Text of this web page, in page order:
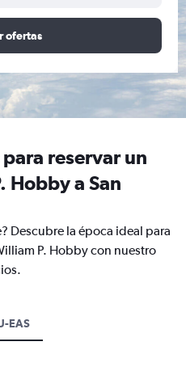
ofertas
reservar un
Hobby a San
Descubre la época ideal para
P. Hobby con nuestro
EAS